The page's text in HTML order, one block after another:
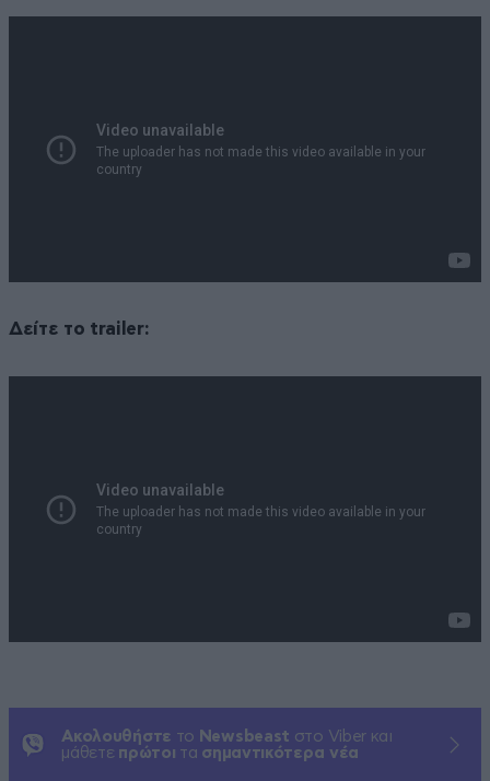
Δείτε το trailer:
Ακολουθήστε το Newsbeast στο Viber και
μάθετε πρώτοι τα σημαντικότερα νέα